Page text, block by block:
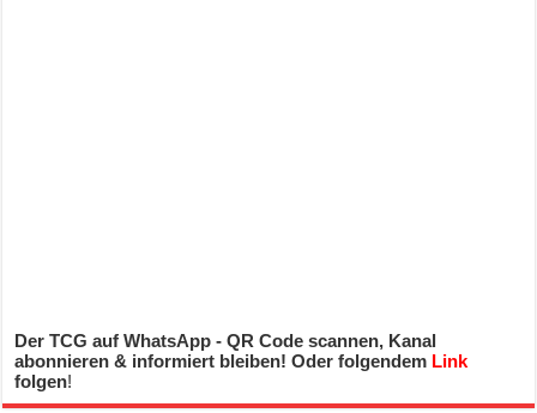
Der TCG auf WhatsApp - QR Code scannen, Kanal
abonnieren & informiert bleiben! Oder folgendem Link
folgen!